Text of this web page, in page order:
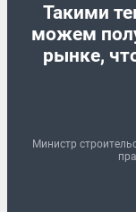
Такими
можем
рынке,
Министр